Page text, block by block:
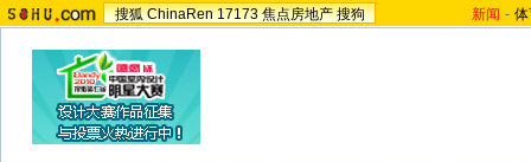
搜狐 ChinaRen 17173 焦点房地产 搜狗 新闻 -